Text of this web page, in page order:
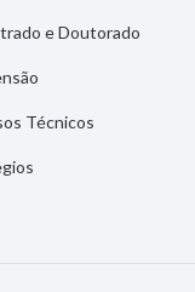
e Doutorado
Técnicos